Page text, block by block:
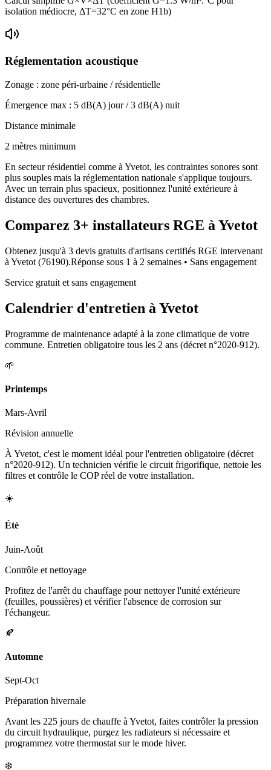
isolation médiocre, ΔT=32°C en zone H1b)
Réglementation acoustique
Zonage : zone péri-urbaine / résidentielle
Émergence max : 5 dB(A) jour /3 dB(A) nuit
Distance minimale
2 mètres minimum
En secteur résidentiel comme à Yvetot, les contraintes sonores sont
plus souples mais la réglementation nationale s'applique toujours.
Avec un terrain plus spacieux, positionnez l'unité extérieure à
distance des ouvertures des chambres.
Comparez 3+ installateurs RGE à Yvetot
Obtenez jusqu'à 3 devis gratuits d'artisans certifiés RGE intervenant
à Yvetot (76190).Réponse sous 1 à 2 semaines • Sans engagement
Service gratuit et sans engagement
Calendrier d'entretien à Yvetot
Programme de maintenance adapté à la zone climatique de votre
commune. Entretien obligatoire tous les 2 ans (décret n°2020-912).
🌱
Printemps
Mars-Avril
Révision annuelle
À Yvetot, c'est le moment idéal pour l'entretien obligatoire (décret
n°2020-912). Un technicien vérifie le circuit frigorifique, nettoie les
filtres et contrôle le COP réel de votre installation.
☀️
Été
Juin-Août
Contrôle et nettoyage
Profitez de l'arrêt du chauffage pour nettoyer l'unité extérieure
(feuilles, poussières) et vérifier l'absence de corrosion sur
l'échangeur.
🍂
Automne
Sept-Oct
Préparation hivernale
Avant les 225 jours de chauffe à Yvetot, faites contrôler la pression
du circuit hydraulique, purgez les radiateurs si nécessaire et
programmez votre thermostat sur le mode hiver.
❄️